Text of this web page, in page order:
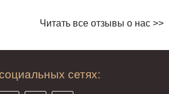
Читать все отзывы о нас >>
сетях: